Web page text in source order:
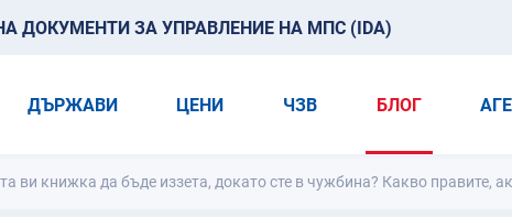
ДОКУМЕНТИ ЗА УПРАВЛЕНИЕ НА МПС (IDA)
ДЪРЖАВИ ЦЕНИ ЧЗВ БЛОГ
ви книжка да бъде иззета, докато сте в чужбина? Какво правите,